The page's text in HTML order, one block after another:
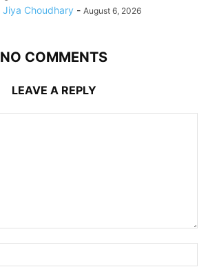
Jiya Choudhary - August 6, 2026
NO COMMENTS
LEAVE A REPLY